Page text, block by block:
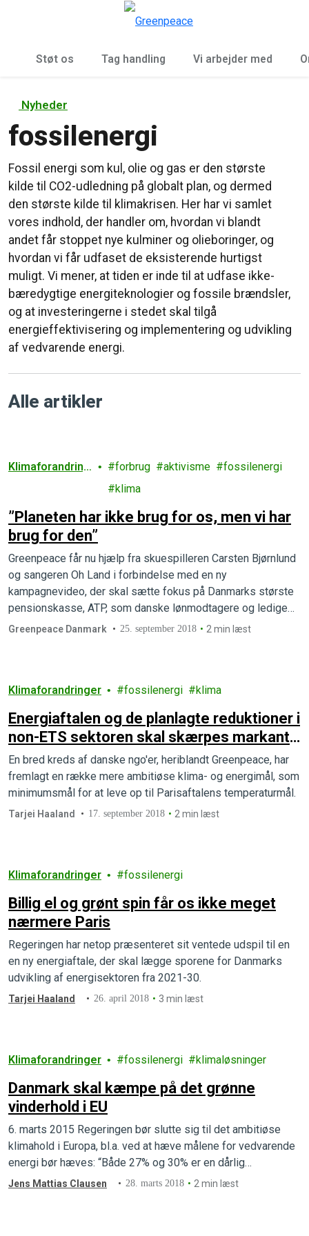
Støt os Tag handling Vi arbejder med
Nyheder
fossilenergi
Fossil energi som kul, olie og gas er den største
kilde til CO2-udledning på globalt plan, og dermed
den største kilde til klimakrisen. Her har vi samlet
vores indhold, der handler om, hvordan vi blandt
andet får stoppet nye kulminer og olieboringer, og
hvordan vi får udfaset de eksisterende hurtigst
muligt. Vi mener, at tiden er inde til at udfase ikke-
bæredygtige energiteknologier og fossile brændsler,
og at investeringerne i stedet skal tilgå
energieffektivisering og implementering og udvikling
af vedvarende energi.
Alle artikler
Klimaforandring
forbrug aktivisme
fossilenergi
klima
”Planeten har ikke brug for os, men vi har
brug for den”
Greenpeace får nu hjælp fra skuespilleren Carsten Bjørnlund
og sangeren Oh Land i forbindelse med en ny
kampagnevideo, der skal sætte fokus på Danmarks største
pensionskasse, ATP, som danske lønmodtagere og ledige
hver måned indbetaler til.
Greenpeace Danmark 25. september 2018 2 min læst
Klimaforandringer fossilenergi klima
Energiaftalen og de planlagte reduktioner i
non-ETS sektoren skal skærpes markant
for at leve op til Paris-aftalen
En bred kreds af danske ngo'er, heriblandt Greenpeace, har
fremlagt en række mere ambitiøse klima- og energimål, som
minimumsmål for at leve op til Parisaftalens temperaturmål.
Tarjei Haaland 17. september 2018 2 min læst
Klimaforandringer fossilenergi
Billig el og grønt spin får os ikke meget
nærmere Paris
Regeringen har netop præsenteret sit ventede udspil til en
en ny energiaftale, der skal lægge sporene for Danmarks
udvikling af energisektoren fra 2021-30.
Tarjei Haaland 26. april 2018 3 min læst
Klimaforandringer fossilenergi klimaløsninger
Danmark skal kæmpe på det grønne
vinderhold i EU
6. marts 2015 Regeringen bør slutte sig til det ambitiøse
klimahold i Europa, bl.a. ved at hæve målene for vedvarende
energi bør hæves: “Både 27% og 30% er en dårlig…
Jens Mattias Clausen 28. marts 2018 2 min læst